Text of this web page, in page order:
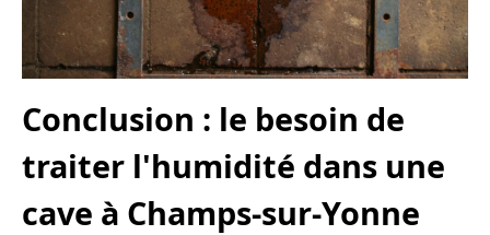
Conclusion : le besoin de
traiter l'humidité dans une
cave à Champs-sur-Yonne